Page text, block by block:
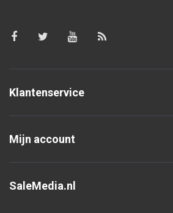
Klantenservice
Mijn account
SaleMedia.nl